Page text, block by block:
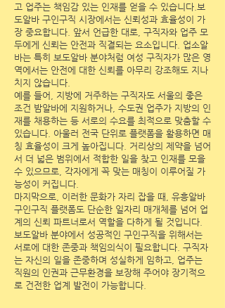
고 업주는 책임감 있는 인재를 얻을 수 있습니다.보
도알바 구인구직 시장에서는 신뢰성과 효율성이 가
장 중요합니다. 앞서 언급한 대로, 구직자와 업주 모
두에게 신뢰는 안전과 직결되는 요소입니다. 업소알
바는 특히 보도알바 분야처럼 여성 구직자가 많은 영
역에서는 안전에 대한 신뢰를 아무리 강조해도 지나
치지 않습니다.
예를 들어, 지방에 거주하는 구직자도 서울의 좋은
조건 밤알바에 지원하거나, 수도권 업주가 지방의 인
재를 채용하는 등 서로의 수요를 최적으로 맞춤할 수
있습니다. 아울러 전국 단위로 플랫폼을 활용하면 매
칭 효율성이 크게 높아집니다. 거리상의 제약을 넘어
서 더 넓은 범위에서 적합한 일을 찾고 인재를 모을
수 있으므로, 각자에게 꼭 맞는 매칭이 이루어질 가
능성이 커집니다.
마지막으로, 이러한 문화가 자리 잡을 때, 유흥알바
구인구직 플랫폼도 단순한 일자리 매개체를 넘어 업
계의 신뢰 파트너로서 역할을 다하게 될 것입니다.
보도알바 분야에서 성공적인 구인구직을 위해서는
서로에 대한 존중과 책임의식이 필요합니다. 구직자
는 자신의 일을 존중하며 성실하게 임하고, 업주는
직원의 인권과 근무환경을 보장해 주어야 장기적으
로 건전한 업계 발전이 가능합니다.